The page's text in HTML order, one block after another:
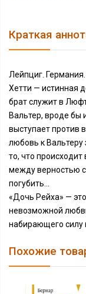
Краткая
Лейпциг.
Хетти — истинная
брат служит в
Вальтер, вроде бы
выступает против
любовь к Вальтеру
то, что
между верностью
погубить...
«Дочь Рейха» —
невозможной
набирающего силу
Похожие